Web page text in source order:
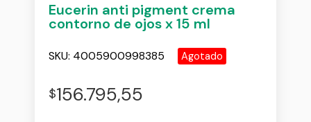
Eucerin anti pigment crema
contorno de ojos x 15 ml
SKU: 4005900998385 Agotado
$156.795,55